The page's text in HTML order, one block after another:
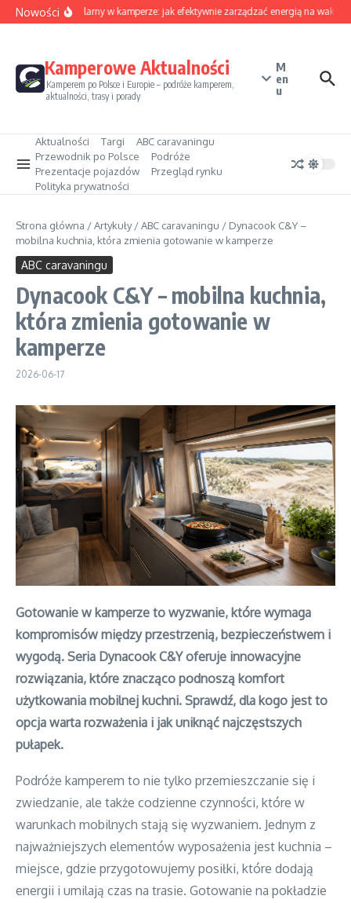
Przejdź do treści
NowościSezon solarny w kamperze: jak efektywnie zarządzać energią na
Kamperowe Aktualności
Kamperem po Polsce i Europie – podróże kamperem,
aktualności, trasy i porady
M
en
u
Aktualności Targi
ABC caravaningu
Przewodnik po Polsce
Podróże
Prezentacje pojazdów
Przegląd rynku
Polityka prywatności
Strona główna /Artykuły/ABC caravaningu / Dynacook C&Y –
mobilna kuchnia, która zmienia gotowanie w kamperze
ABC caravaningu
Dynacook C&Y – mobilna kuchnia,
która zmienia gotowanie w
kamperze
2026-06-17
Gotowanie w kamperze to wyzwanie, które wymaga
kompromisów między przestrzenią, bezpieczeństwem i
wygodą. Seria Dynacook C&Y oferuje innowacyjne
rozwiązania, które znacząco podnoszą komfort
użytkowania mobilnej kuchni. Sprawdź, dla kogo jest to
opcja warta rozważenia i jak uniknąć najczęstszych
pułapek.
Podróże kamperem to nie tylko przemieszczanie się i
zwiedzanie, ale także codzienne czynności, które w
warunkach mobilnych stają się wyzwaniem. Jednym z
najważniejszych elementów wyposażenia jest kuchnia –
miejsce, gdzie przygotowujemy posiłki, które dodają
energii i umilają czas na trasie. Gotowanie na pokładzie